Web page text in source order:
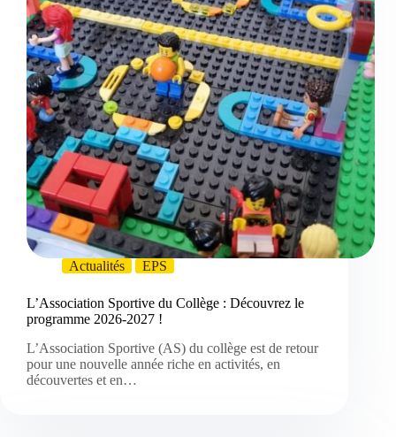
Actualités EPS
L’Association Sportive du Collège : Découvrez le
programme 2026-2027 !
L’Association Sportive (AS) du collège est de retour
pour une nouvelle année riche en activités, en
découvertes et en…